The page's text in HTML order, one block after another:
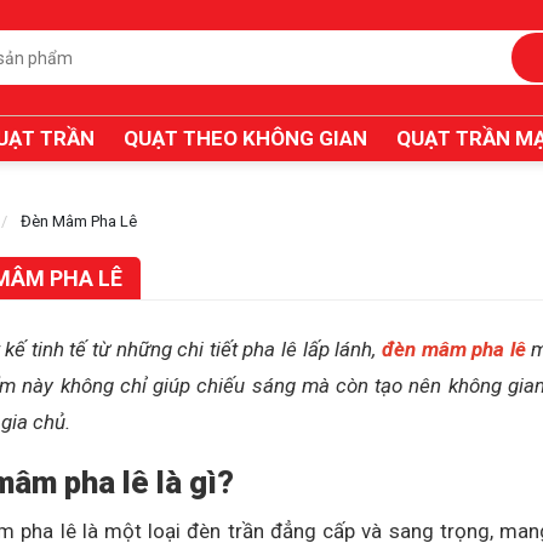
TRẦN QUẠT THEO KHÔNG GIAN QUẠT TRẦN
Đèn Mâm Pha Lê
PHA LÊ
tinh tế từ những chi tiết pha lê lấp lánh, đèn mâm pha lê
này không chỉ giúp chiếu sáng mà còn tạo nên không
chủ.
pha lê là gì?
pha lê là một loại đèn trần đẳng cấp và sang trọng,